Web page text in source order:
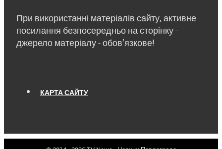
При використанні матеріалів сайту, активне
посилання безпосередньо на сторінку -
джерело матеріалу - обов’язкове!
КАРТА САЙТУ